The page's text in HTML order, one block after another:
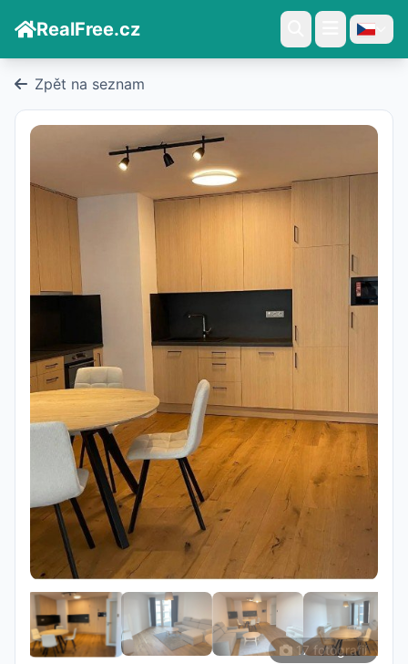
RealFree.cz
Zpět na seznam
17 fotografií